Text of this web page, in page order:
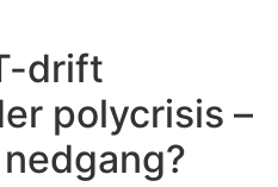
drift
polycrisis –